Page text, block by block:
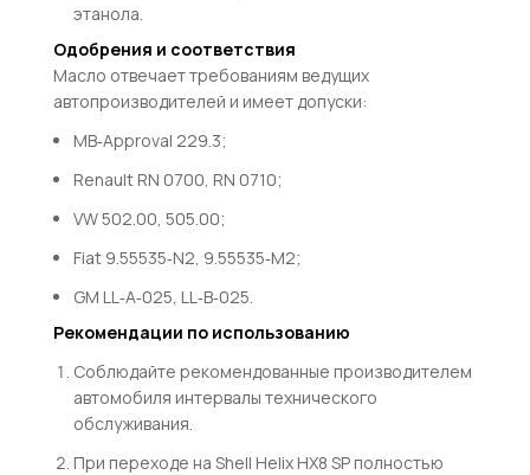
этанола.
Одобрения и соответствия
Масло отвечает требованиям ведущих
автопроизводителей и имеет допуски:
MB‑Approval 229.3;
Renault RN 0700, RN 0710;
VW502.00, 505.00;
Fiat 9.55535‑N2, 9.55535‑M2;
GM LL‑A‑025, LL‑B‑025.
Рекомендации по использованию
Соблюдайте рекомендованные производителем
автомобиля интервалы технического
обслуживания.
При переходе на Shell Helix HX8 SP полностью